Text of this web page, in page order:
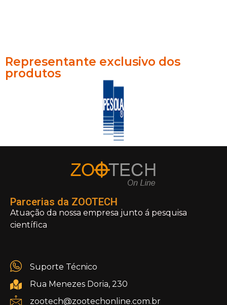
Representante exclusivo dos
produtos
Parcerias da ZOOTECH
Atuação da nossa empresa junto á pesquisa
científica
Suporte Técnico
Rua Menezes Doria, 230
zootech@zootechonline.com.br